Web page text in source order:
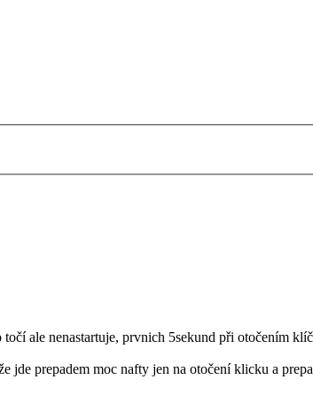
ale nenastartuje, prvnich 5sekund při otočením
jde prepadem moc nafty jen na otočení klicku a